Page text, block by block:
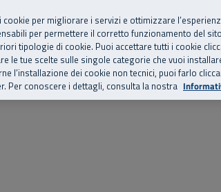
Center Inail per il mondo della disabilità
Home Chi siamo Storie, news ed
per migliorare i servizi e ottimizzare
per permettere il corretto funzionamento del
tipologie di cookie. Puoi accettare tutti i cookie
le tue scelte sulle singole categorie che vuoi
l’installazione dei cookie non tecnici, puoi farlo
Per conoscere i dettagli, consulta la nostra